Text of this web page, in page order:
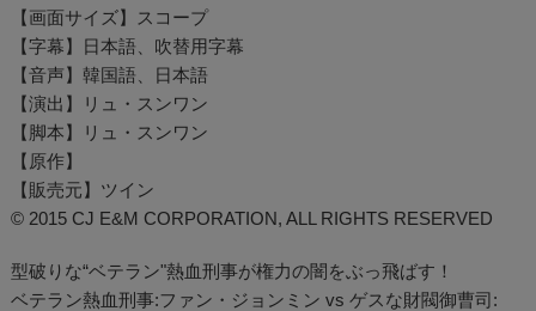
【画面サイズ】スコープ
【字幕】日本語、吹替用字幕
【音声】韓国語、日本語
【演出】リュ・スンワン
【脚本】リュ・スンワン
【原作】
【販売元】ツイン
© 2015 CJ E&M CORPORATION, ALL RIGHTS RESERVED
型破りな“ベテラン"熱血刑事が権力の闇をぶっ飛ばす！
ベテラン熱血刑事:ファン・ジョンミン vs ゲスな財閥御曹司: